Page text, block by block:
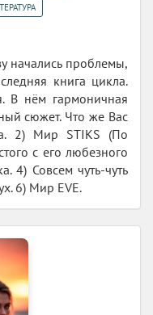
начались проблемы,
книга цикла.
В нём гармоничная
сюжет. Что же Вас
2) Мир STIKS (По
с его любезного
4) Совсем чуть-чуть
6) Мир EVE.